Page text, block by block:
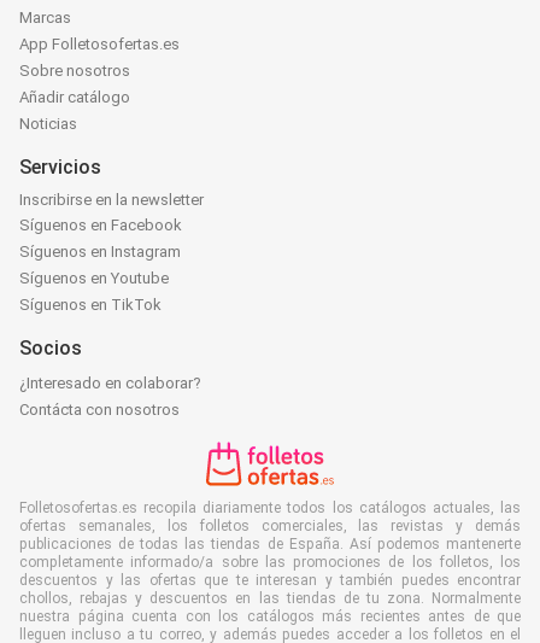
Marcas
App Folletosofertas.es
Sobre nosotros
Añadir catálogo
Noticias
Servicios
Inscribirse en la newsletter
Síguenos en Facebook
Síguenos en Instagram
Síguenos en Youtube
Síguenos en TikTok
Socios
¿Interesado en colaborar?
Contácta con nosotros
Folletosofertas.es recopila diariamente todos los catálogos actuales, las
ofertas semanales, los folletos comerciales, las revistas y demás
publicaciones de todas las tiendas de España. Así podemos mantenerte
completamente informado/a sobre las promociones de los folletos, los
descuentos y las ofertas que te interesan y también puedes encontrar
chollos, rebajas y descuentos en las tiendas de tu zona. Normalmente
nuestra página cuenta con los catálogos más recientes antes de que
lleguen incluso a tu correo, y además puedes acceder a los folletos en el